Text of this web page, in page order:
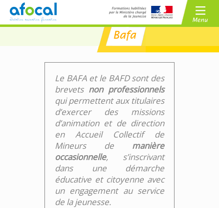
BAFA
BPJEPS
/
CPJEPS
Bafa
Le BAFA et le BAFD sont des
brevets non professionnels
qui permettent aux titulaires
d’exercer des missions
d’animation et de direction
en Accueil Collectif de
Mineurs de manière
occasionnelle, s’inscrivant
dans une démarche
éducative et citoyenne avec
un engagement au service
de la jeunesse.